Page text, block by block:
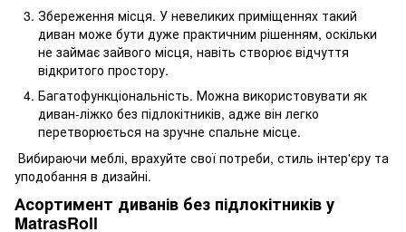
Збереження місця. У невеликих приміщеннях такий
диван може бути дуже практичним рішенням, оскільки
не займає зайвого місця, навіть створює відчуття
відкритого простору.
Багатофункціональність. Можна використовувати як
диван-ліжко без підлокітників, адже він легко
перетворюється на зручне спальне місце.
Вибираючи меблі, врахуйте свої потреби, стиль інтер'єру та
уподобання в дизайні.
Асортимент диванів без підлокітників у
MatrasRoll